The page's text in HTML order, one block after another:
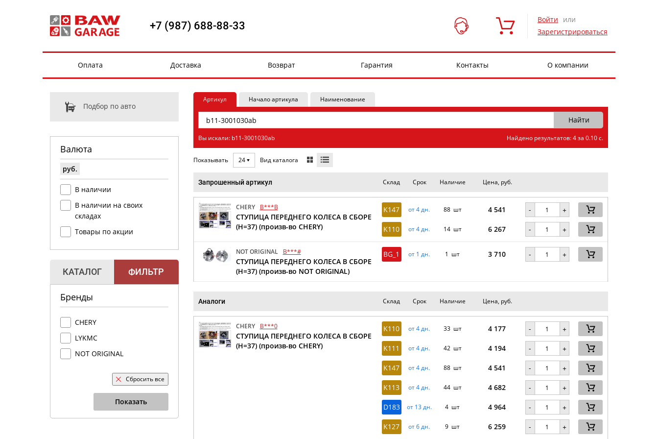
+7 (987) 688-88-33 Войти
или
Зарегистрироваться
Оплата Доставка Возврат Гарантия Контакты О компании
Подбор по авто
Валюта
руб.
В наличии
В наличии на своих
складах
Товары по акции
КАТАЛОГ ФИЛЬТР
Бренды
CHERY
LYKMC
NOT ORIGINAL
Сбросить все
Показать
Артикул Начало артикула Наименование
Вы искали: b11-3001030ab Найдено результатов: 4 за 0.10 с.
Показывать 24 Вид каталога
Запрошенный артикул Склад Срок Наличие Цена, руб.
CHERY B***B
СТУПИЦА ПЕРЕДНЕГО КОЛЕСА В СБОРЕ
(H=37) (произв-во CHERY)
K147 от 4 дн. 88 шт 4 541 - +
K110 от 4 дн. 14 шт 6 267 - +
NOT ORIGINAL B***#
СТУПИЦА ПЕРЕДНЕГО КОЛЕСА В СБОРЕ
(H=37) (произв-во NOT ORIGINAL)
BG_1 от 1 дн. 1 шт 3 710 - +
Аналоги Склад Срок Наличие Цена, руб.
CHERY B***0
СТУПИЦА ПЕРЕДНЕГО КОЛЕСА В СБОРЕ
(H=37) (произв-во CHERY)
K110 от 4 дн. 33 шт 4 177 - +
K111 от 4 дн. 42 шт 4 194 - +
K147 от 4 дн. 88 шт 4 541 - +
K113 от 4 дн. 44 шт 4 682 - +
D183 от 13 дн. 4 шт 4 964 - +
K127 от 6 дн. 9 шт 6 259 - +